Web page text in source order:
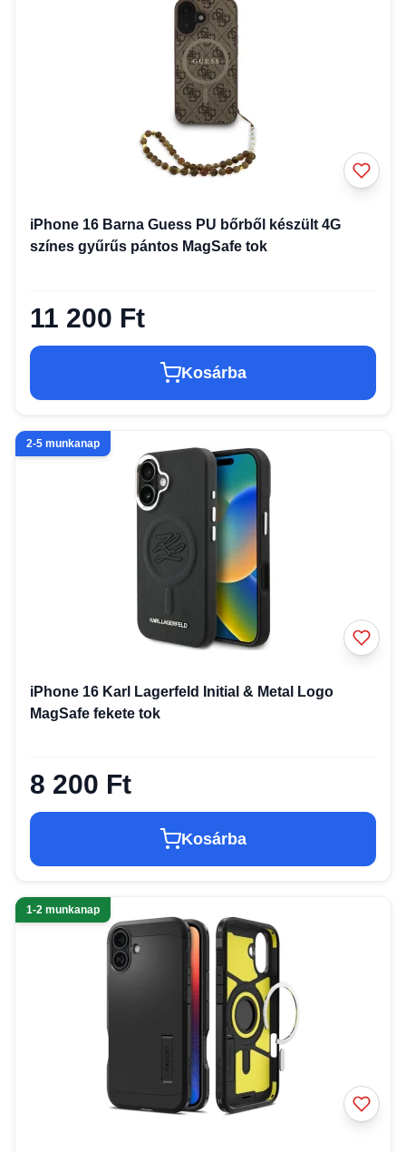
iPhone 16 Barna Guess PU bőrből készült 4G
színes gyűrűs pántos MagSafe tok
11 200 Ft
Kosárba
2-5 munkanap
iPhone 16 Karl Lagerfeld Initial & Metal Logo
MagSafe fekete tok
8 200 Ft
Kosárba
1-2 munkanap